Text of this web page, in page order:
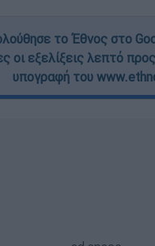
το Έθνος στο
οι εξελίξεις λεπτό
υπογραφή του